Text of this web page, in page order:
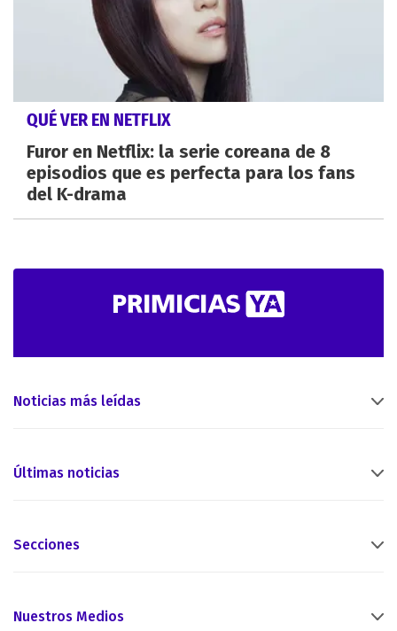
QUÉ VER EN NETFLIX
Furor en Netflix: la serie coreana de 8
episodios que es perfecta para los fans
del K-drama
Noticias más leídas
Últimas noticias
Secciones
Nuestros Medios